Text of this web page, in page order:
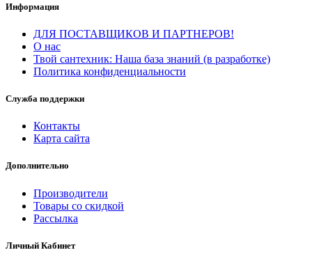
Информация
ДЛЯ ПОСТАВЩИКОВ И ПАРТНЕРОВ!
О нас
Твой сантехник: Наша база знаний (в разработке)
Политика конфиденциальности
Служба поддержки
Контакты
Карта сайта
Дополнительно
Производители
Товары со скидкой
Рассылка
Личный Кабинет